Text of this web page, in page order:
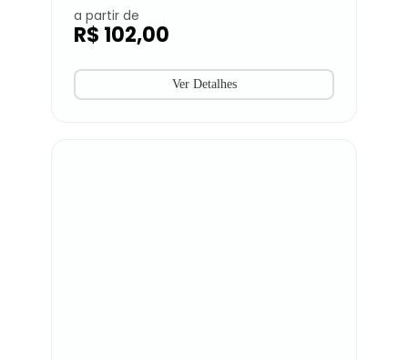
a partir de
R$ 102,00
Ver Detalhes